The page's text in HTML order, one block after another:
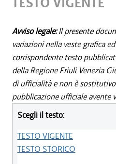
Avviso legale:Il presente
variazioni nella veste grafica
corrispondente testo
della Regione Friuli Venezia
di ufficialità e non è
pubblicazione ufficiale avente
Scegli il testo:
TESTO VIGENTE
TESTO STORICO